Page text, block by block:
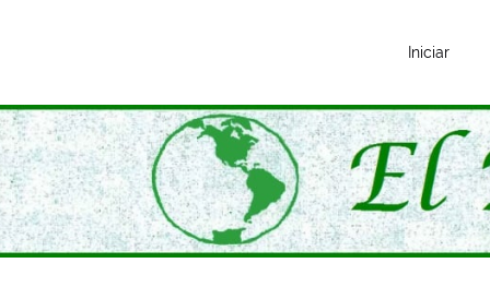
Iniciar